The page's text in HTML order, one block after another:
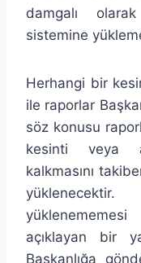
damgalı
sistemine
Herhangi bir
ile raporlar
söz konusu
kesinti veya
kalkmasını
açıklayan bir
Başkanlığa